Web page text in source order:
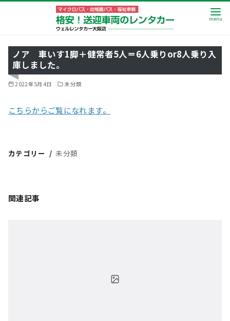
ノア 車いす1脚＋健常者5人＝6人乗りor8人乗り入
庫しました。
2022年5月4日 未分類
こちらからご覧になれます。
カテゴリー 未分類
関連記事